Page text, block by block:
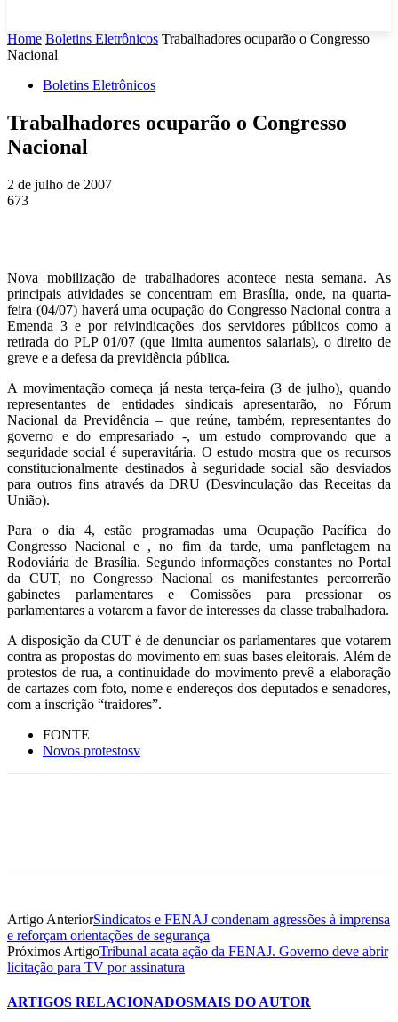
Home Boletins Eletrônicos Trabalhadores ocuparão o Congresso
Nacional
Boletins Eletrônicos
Trabalhadores ocuparão o Congresso
Nacional
2 de julho de 2007
673
Nova mobilização de trabalhadores acontece nesta semana. As
principais atividades se concentram em Brasília, onde, na quarta-
feira (04/07) haverá uma ocupação do Congresso Nacional contra a
Emenda 3 e por reivindicações dos servidores públicos como a
retirada do PLP 01/07 (que limita aumentos salariais), o direito de
greve e a defesa da previdência pública.
A movimentação começa já nesta terça-feira (3 de julho), quando
representantes de entidades sindicais apresentarão, no Fórum
Nacional da Previdência – que reúne, também, representantes do
governo e do empresariado -, um estudo comprovando que a
seguridade social é superavitária. O estudo mostra que os recursos
constitucionalmente destinados à seguridade social são desviados
para outros fins através da DRU (Desvinculação das Receitas da
União).
Para o dia 4, estão programadas uma Ocupação Pacífica do
Congresso Nacional e , no fim da tarde, uma panfletagem na
Rodoviária de Brasília. Segundo informações constantes no Portal
da CUT, no Congresso Nacional os manifestantes percorrerão
gabinetes parlamentares e Comissões para pressionar os
parlamentares a votarem a favor de interesses da classe trabalhadora.
A disposição da CUT é de denunciar os parlamentares que votarem
contra as propostas do movimento em suas bases eleitorais. Além de
protestos de rua, a continuidade do movimento prevê a elaboração
de cartazes com foto, nome e endereços dos deputados e senadores,
com a inscrição “traidores”.
FONTE
Novos protestosv
Artigo AnteriorSindicatos e FENAJ condenam agressões à imprensa
e reforçam orientações de segurança
Próximos ArtigoTribunal acata ação da FENAJ. Governo deve abrir
licitação para TV por assinatura
ARTIGOS RELACIONADOSMAIS DO AUTOR